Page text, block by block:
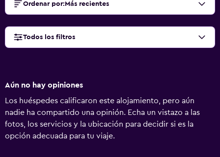
Ordenar por: Más recientes
Todos los filtros
Aún no hay opiniones
Los huéspedes calificaron este alojamiento, pero aún
nadie ha compartido una opinión. Echa un vistazo a las
fotos, los servicios y la ubicación para decidir si es la
opción adecuada para tu viaje.